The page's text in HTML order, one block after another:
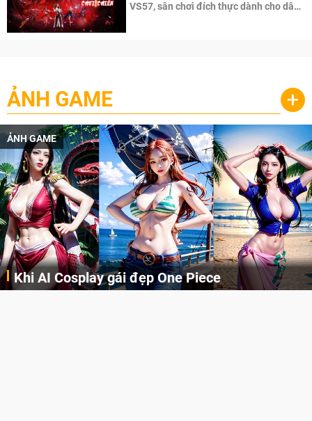
VS57, sân chơi đích thực dành cho dân
ẢNH GAME +
ẢNH GAME
Khi AI Cosplay gái đẹp One Piece